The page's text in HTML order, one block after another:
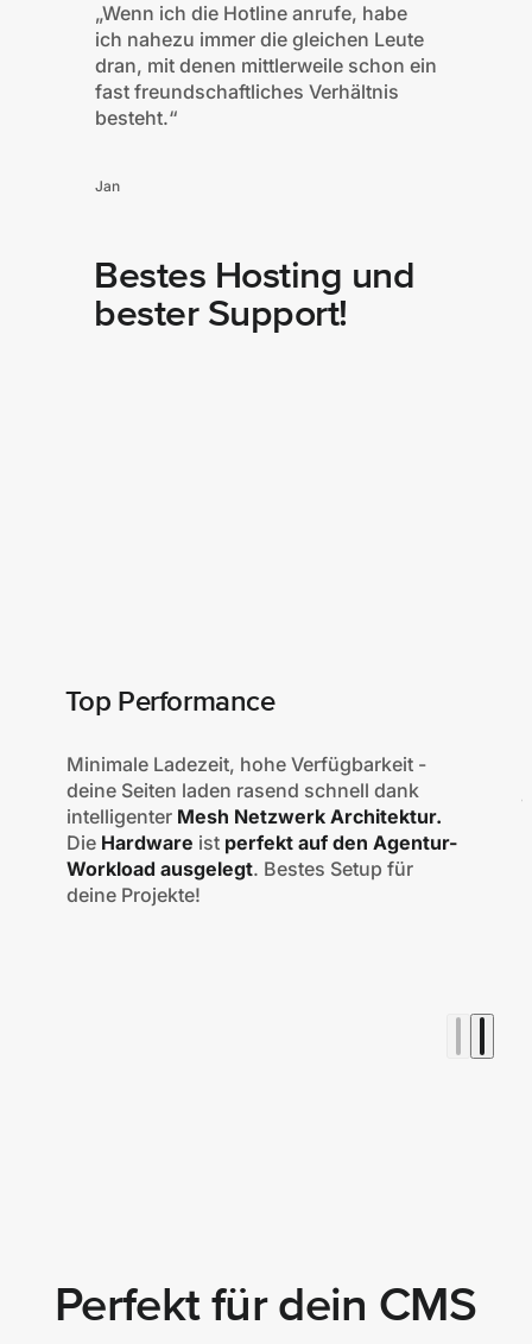
„Wenn ich die Hotline anrufe, habe
ich nahezu immer die gleichen Leute
dran, mit denen mittlerweile schon ein
fast freundschaftliches Verhältnis
besteht.“
Jan
Bestes Hosting und
bester Support!
Top Performance
Minimale Ladezeit, hohe Verfügbarkeit -
deine Seiten laden rasend schnell dank
intelligenter Mesh Netzwerk Architektur.
DieHardware ist perfekt auf den Agentur-
Workload ausgelegt. Bestes Setup für
deine Projekte!
Perfekt für dein CMS